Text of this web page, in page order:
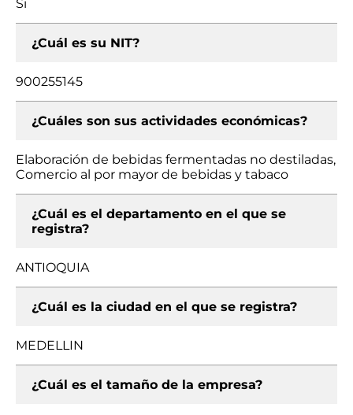
Si
¿Cuál es su NIT?
900255145
¿Cuáles son sus actividades económicas?
Elaboración de bebidas fermentadas no destiladas,
Comercio al por mayor de bebidas y tabaco
¿Cuál es el departamento en el que se
registra?
ANTIOQUIA
¿Cuál es la ciudad en el que se registra?
MEDELLIN
¿Cuál es el tamaño de la empresa?